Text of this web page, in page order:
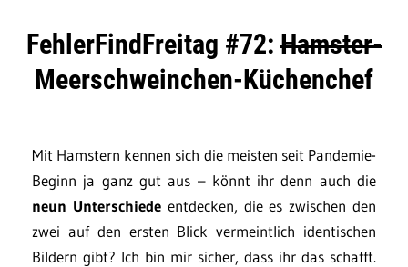
FehlerFindFreitag #72:Hamster-
Meerschweinchen-Küchenchef
Mit Hamstern kennen sich die meisten seit Pandemie-
Beginn ja ganz gut aus – könnt ihr denn auch die
neun Unterschiedeentdecken, die es zwischen den
zwei auf den ersten Blick vermeintlich identischen
Bildern gibt? Ich bin mir sicher, dass ihr das schafft.